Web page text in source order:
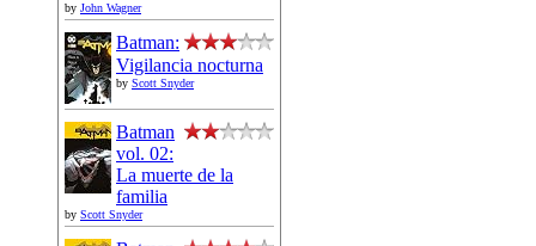
by John Wagner
Batman:
Vigilancia nocturna
by Scott Snyder
Batman
vol. 02:
La muerte de la
familia
by Scott Snyder